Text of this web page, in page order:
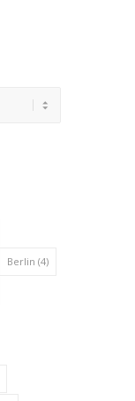
Berlin (4)